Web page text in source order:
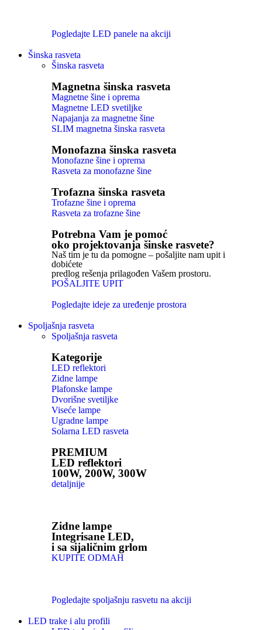
Pogledajte LED panele na akciji
Šinska rasveta
Šinska rasveta
Magnetna šinska rasveta
Magnetne šine i oprema
Magnetne LED svetiljke
Napajanja za magnetne šine
SLIM magnetna šinska rasveta
Monofazna šinska rasveta
Monofazne šine i oprema
Rasveta za monofazne šine
Trofazna šinska rasveta
Trofazne šine i oprema
Rasveta za trofazne šine
Potrebna Vam je pomoć
oko projektovanja šinske rasvete?
Naš tim je tu da pomogne – pošaljite nam upit i
dobićete
predlog rešenja prilagođen Vašem prostoru.
POŠALJITE UPIT
Pogledajte ideje za uređenje prostora
Spoljašnja rasveta
Spoljašnja rasveta
Kategorije
LED reflektori
Zidne lampe
Plafonske lampe
Dvorišne svetiljke
Viseće lampe
Ugradne lampe
Solarna LED rasveta
PREMIUM
LED reflektori
100W, 200W, 300W
detaljnije
Zidne lampe
Integrisane LED,
i sa sijaličnim grlom
KUPITE ODMAH
Pogledajte spoljašnju rasvetu na akciji
LED trake i alu profili